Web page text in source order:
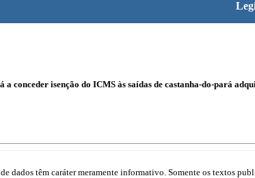
a conceder isenção do ICMS às saídas de castanha-do-pará
dados têm caráter meramente informativo. Somente os textos